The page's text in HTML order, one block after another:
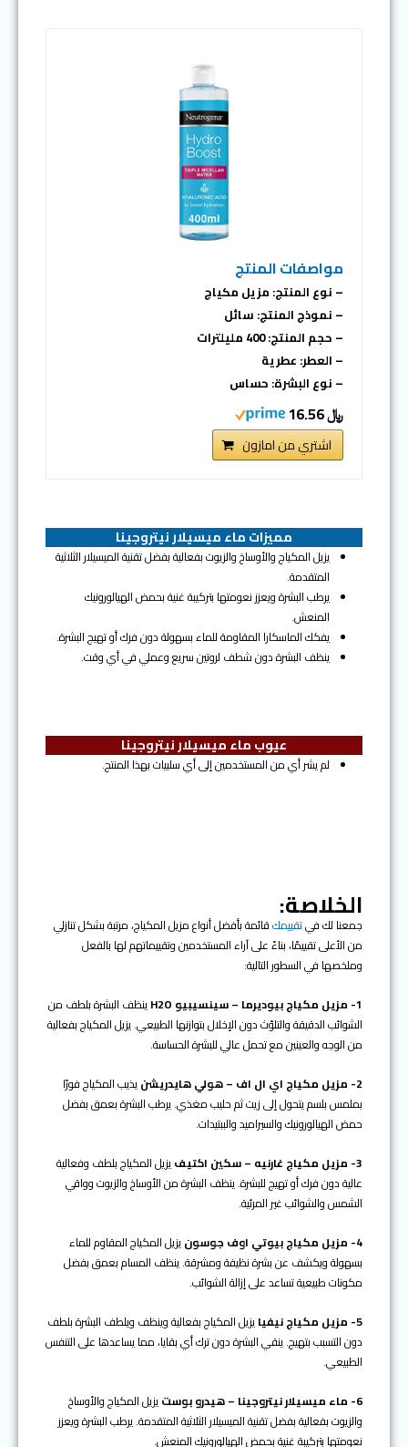
مواصفات المنتج
– نوع المنتج: مزيل مكياج
– نموذج المنتج: سائل
– حجم المنتج: 400 مليلترات
– العطر: عطرية
– نوع البشرة: حساس
﷼ 16.56
اشتري من امازون
مميزات ماء ميسيلار نيتروجينا
يزيل المكياج والأوساخ والزيوت بفعالية بفضل تقنية الميسيلار الثلاثية
المتقدمة.
يرطب البشرة ويعزز نعومتها بتركيبة غنية بحمض الهيالورونيك
المنعش.
يفكك الماسكارا المقاومة للماء بسهولة دون فرك أو تهيج البشرة.
ينظف البشرة دون شطف لروتين سريع وعملي في أي وقت.
عيوب ماء ميسيلار نيتروجينا
لم يشر أي من المستخدمين إلى أي سلبيات بهذا المنتج.
الخلاصة:
جمعنا لك فيتقييمكقائمة بأفضل أنواع مزيل المكياج، مرتبة بشكل تنازلي
من الأعلى تقييمًا، بناءً على آراء المستخدمين وتقييماتهم لها بالفعل
وملخصها في السطور التالية:
1- مزيل مكياج بيوديرما – سينسيبيو H2O
ينظف البشرة بلطف من
الشوائب الدقيقة والتلوّث دون الإخلال بتوازنها الطبيعي. يزيل المكياج بفعالية
من الوجه والعينين مع تحمل عالي للبشرة الحساسة.
2- مزيل مكياج اي ال اف – هولي هايدريشن
يذيب المكياج فورًا
بملمس بلسم يتحول إلى زيت ثم حليب مغذي. يرطب البشرة بعمق بفضل
حمض الهيالورونيك والسيراميد والببتيدات.
3- مزيل مكياج غارنيه – سكين اكتيف
يزيل المكياج بلطف وفعالية
عالية دون فرك أو تهيج للبشرة. ينظف البشرة من الأوساخ والزيوت وواقي
الشمس والشوائب غير المرئية.
4- مزيل مكياج بيوتي اوف جوسون
يزيل المكياج المقاوم للماء
بسهولة ويكشف عن بشرة نظيفة ومشرقة. ينظف المسام بعمق بفضل
مكونات طبيعية تساعد على إزالة الشوائب.
5- مزيل مكياج نيفيا
يزيل المكياج بفعالية وينظف ويلطف البشرة بلطف
دون التسبب بتهيج. ينقي البشرة دون ترك أي بقايا، مما يساعدها على التنفس
الطبيعي.
6- ماء ميسيلار نيتروجينا – هيدرو بوست
يزيل المكياج والأوساخ
والزيوت بفعالية بفضل تقنية الميسيلار الثلاثية المتقدمة. يرطب البشرة ويعزز
نعومتها بتركيبة غنية بحمض الهيالورونيك المنعش.